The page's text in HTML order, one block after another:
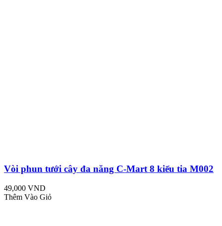
Vòi phun tưới cây đa năng C-Mart 8 kiểu tia M002
49,000 VND
Thêm Vào Giỏ